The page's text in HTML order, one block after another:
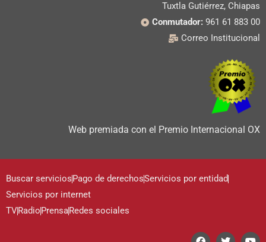
Tuxtla Gutiérrez, Chiapas
Conmutador: 961 61 883 00
Correo Institucional
Web premiada con el Premio Internacional OX
Buscar servicios Pago de derechosServicios por entidad
Servicios por internet
TVRadio PrensaRedes sociales